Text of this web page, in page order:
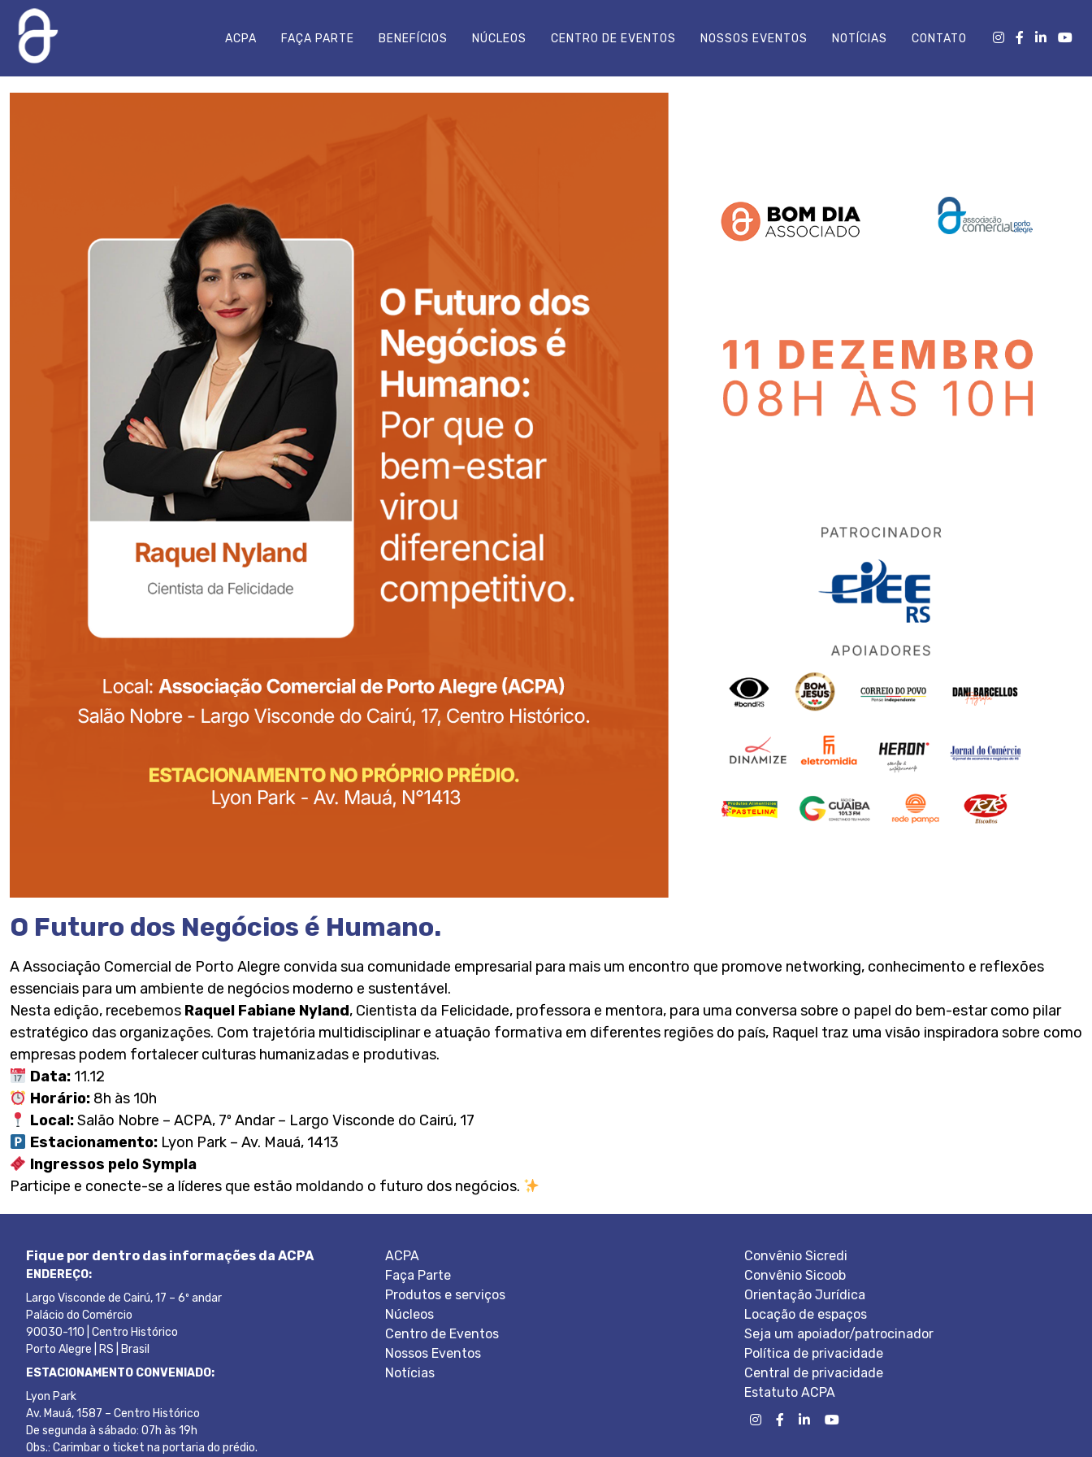
ACPA FAÇA PARTE BENEFÍCIOS NÚCLEOS CENTRO DE EVENTOS NOSSOS EVENTOS NOTÍCIAS CONTATO
O Futuro dos Negócios é Humano.
A Associação Comercial de Porto Alegre convida sua comunidade empresarial para mais um encontro que promove networking, conhecimento e reflexões
essenciais para um ambiente de negócios moderno e sustentável.
Nesta edição, recebemos Raquel Fabiane Nyland, Cientista da Felicidade, professora e mentora, para uma conversa sobre o papel do bem-estar como pilar
estratégico das organizações. Com trajetória multidisciplinar e atuação formativa em diferentes regiões do país, Raquel traz uma visão inspiradora sobre como
empresas podem fortalecer culturas humanizadas e produtivas.
Data:11.12
Horário:8h às 10h
Local:Salão Nobre – ACPA, 7º Andar – Largo Visconde do Cairú, 17
Estacionamento:Lyon Park – Av. Mauá, 1413
Ingressos pelo Sympla
Participe e conecte-se a líderes que estão moldando o futuro dos negócios.
Fique por dentro das informações da ACPA
ENDEREÇO:
Largo Visconde de Cairú, 17 – 6º andar
Palácio do Comércio
90030-110 | Centro Histórico
Porto Alegre | RS | Brasil
ESTACIONAMENTO CONVENIADO:
Lyon Park
Av. Mauá, 1587 – Centro Histórico
De segunda à sábado: 07h às 19h
Obs.: Carimbar o ticket na portaria do prédio.
ACPA
Faça Parte
Produtos e serviços
Núcleos
Centro de Eventos
Nossos Eventos
Notícias
Convênio Sicredi
Convênio Sicoob
Orientação Jurídica
Locação de espaços
Seja um apoiador/patrocinador
Política de privacidade
Central de privacidade
Estatuto ACPA